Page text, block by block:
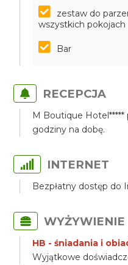
zestaw do
wszystkich pokojach
Bar
RECEPCJA
M Boutique Hotel*****
godziny na dobę.
INTERNET
Bezpłatny dostęp do
WYŻYWIENIE
HB - śniadania i
Wyjątkowe